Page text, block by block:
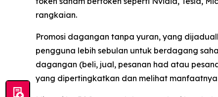
rangkaian.
Promosi dagangan tanpa yuran, yang
pengguna lebih sebulan untuk berdagang
dagangan (beli, jual, pesanan had atau
yang dipertingkatkan dan melihat